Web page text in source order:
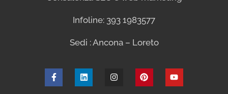
Infoline: 393 1983577
Sedi : Ancona – Loreto